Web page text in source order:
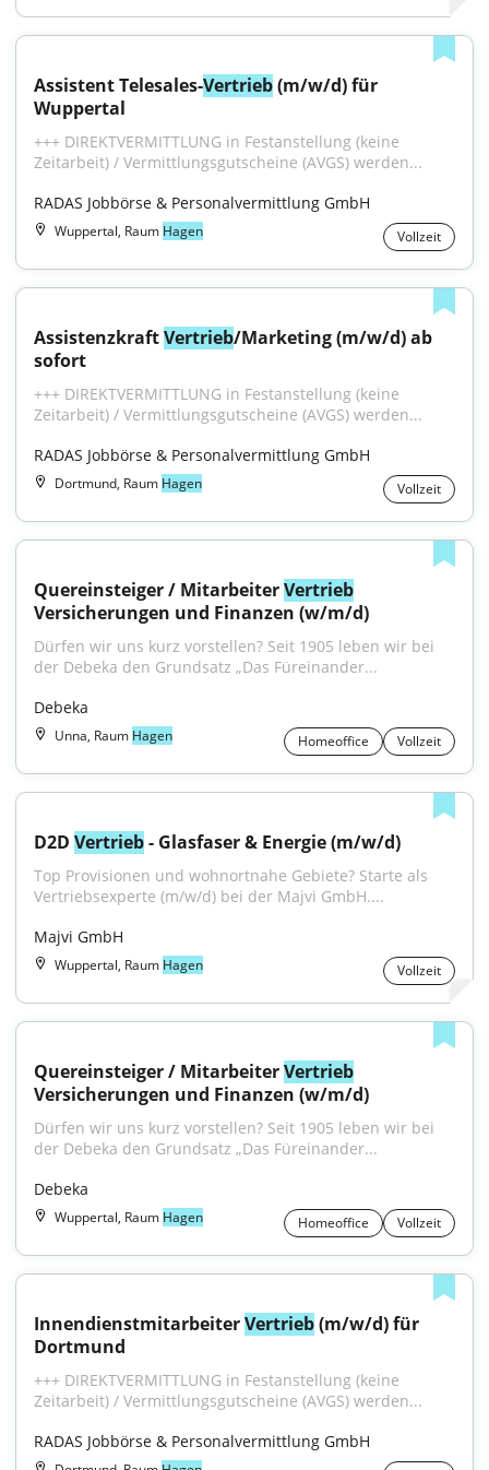
Assistent Telesales-Vertrieb (m/w/d) für
Wuppertal
+++ DIREKTVERMITTLUNG in Festanstellung (keine
Zeitarbeit) / Vermittlungsgutscheine (AVGS) werden...
RADAS Jobbörse & Personalvermittlung GmbH
Wuppertal, Raum Hagen Vollzeit
Assistenzkraft Vertrieb/Marketing (m/w/d) ab
sofort
+++ DIREKTVERMITTLUNG in Festanstellung (keine
Zeitarbeit) / Vermittlungsgutscheine (AVGS) werden...
RADAS Jobbörse & Personalvermittlung GmbH
Dortmund, Raum Hagen Vollzeit
Quereinsteiger / Mitarbeiter Vertrieb
Versicherungen und Finanzen (w/m/d)
Dürfen wir uns kurz vorstellen? Seit 1905 leben wir bei
der Debeka den Grundsatz „Das Füreinander...
Debeka
Unna, Raum Hagen Homeoffice Vollzeit
D2D Vertrieb - Glasfaser & Energie (m/w/d)
Top Provisionen und wohnortnahe Gebiete? Starte als
Vertriebsexperte (m/w/d) bei der Majvi GmbH....
Majvi GmbH
Wuppertal, Raum Hagen Vollzeit
Quereinsteiger / Mitarbeiter Vertrieb
Versicherungen und Finanzen (w/m/d)
Dürfen wir uns kurz vorstellen? Seit 1905 leben wir bei
der Debeka den Grundsatz „Das Füreinander...
Debeka
Wuppertal, Raum Hagen Homeoffice Vollzeit
Innendienstmitarbeiter Vertrieb (m/w/d) für
Dortmund
+++ DIREKTVERMITTLUNG in Festanstellung (keine
Zeitarbeit) / Vermittlungsgutscheine (AVGS) werden...
RADAS Jobbörse & Personalvermittlung GmbH